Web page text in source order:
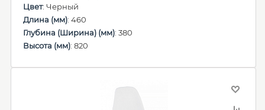
Цвет: Черный
Длина (мм): 460
Глубина (Ширина) (мм): 380
Высота (мм): 820